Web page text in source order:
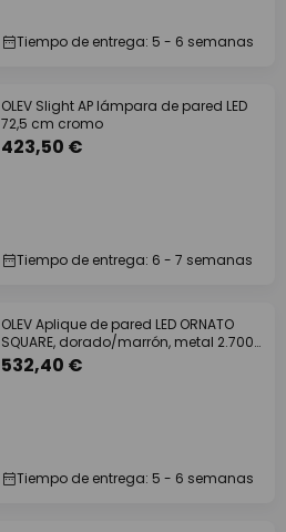
Tiempo de entrega: 5 - 6 semanas
OLEV Slight AP lámpara de pared LED
72,5 cm cromo
423,50 €
Tiempo de entrega: 6 - 7 semanas
OLEV Aplique de pared LED ORNATO
SQUARE, dorado/marrón, metal 2.700
K
532,40 €
Tiempo de entrega: 5 - 6 semanas